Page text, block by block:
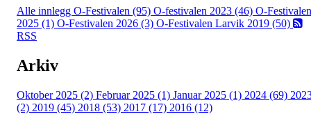
Alle innlegg O-Festivalen (95) O-festivalen 2023 (46) O-Festivalen
2025 (1) O-Festivalen 2026 (3) O-Festivalen Larvik 2019 (50)
RSS
Arkiv
Oktober 2025 (2) Februar 2025 (1) Januar 2025 (1) 2024 (69)
(2) 2019 (45) 2018 (53) 2017 (17) 2016 (12)